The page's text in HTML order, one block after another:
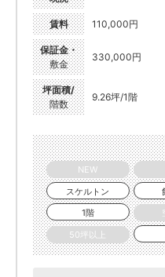
賃料 110,000円
保証金・
敷金
330,000円
坪面積/
階数
9.26坪/1階
NEW
スケルトン
1階
50坪以上